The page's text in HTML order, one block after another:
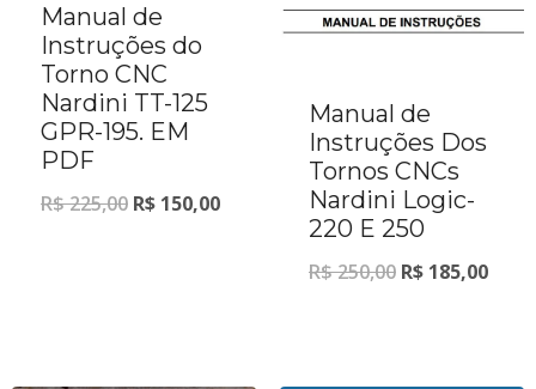
Manual de
Instruções do
Torno CNC
Nardini TT-125
GPR-195. EM
PDF
R$225,00 R$ 150,00
Manual de
Instruções Dos
Tornos CNCs
Nardini Logic-
220 E 250
R$250,00 R$ 185,00